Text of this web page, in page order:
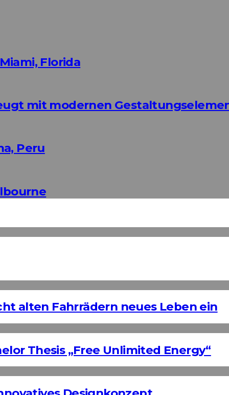
Florida
mit modernen
Peru
alten Fahrrädern neues Leben ein
Thesis „Free Unlimited Energy“